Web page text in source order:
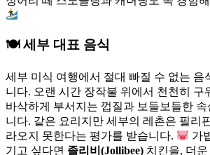
🍽 세부 대표 음식
세부 미식 여행에서 절대 빠질 수 없는 음
니다. 오랜 시간 장작불 위에서 천천히 구
바삭하게 부서지는 껍질과 보들보들한
니다. 같은 요리지만 세부의 레촌은 필리
라오지 못한다는 평가를 받습니다.
가
기고 싶다면 졸리비(Jollibee) 치킨을, 더